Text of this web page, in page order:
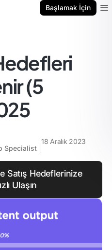
Başlamak İçin
(5
Specialist
18 Aralık 2023
Satış Hedeflerinize
Ulaşın